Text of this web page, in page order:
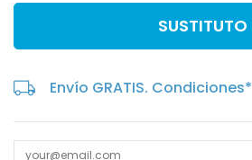
SUSTITUTO
Envío GRATIS. Condiciones*